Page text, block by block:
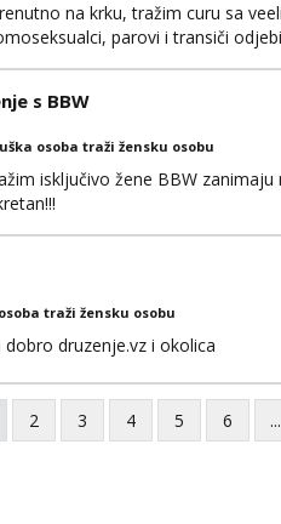
na krku, tražim curu sa
parovi i transiči
s BBW
osoba traži žensku osobu
isključivo žene BBW
traži žensku osobu
druzenje.vz i okolica
2 3 4 5 6 ...